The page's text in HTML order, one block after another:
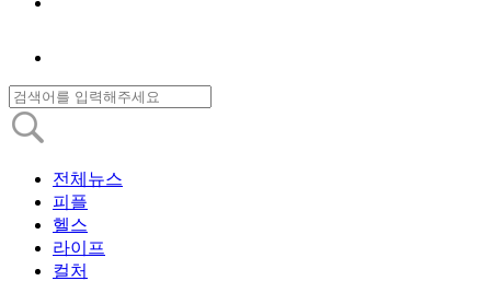
전체뉴스
피플
헬스
라이프
컬처